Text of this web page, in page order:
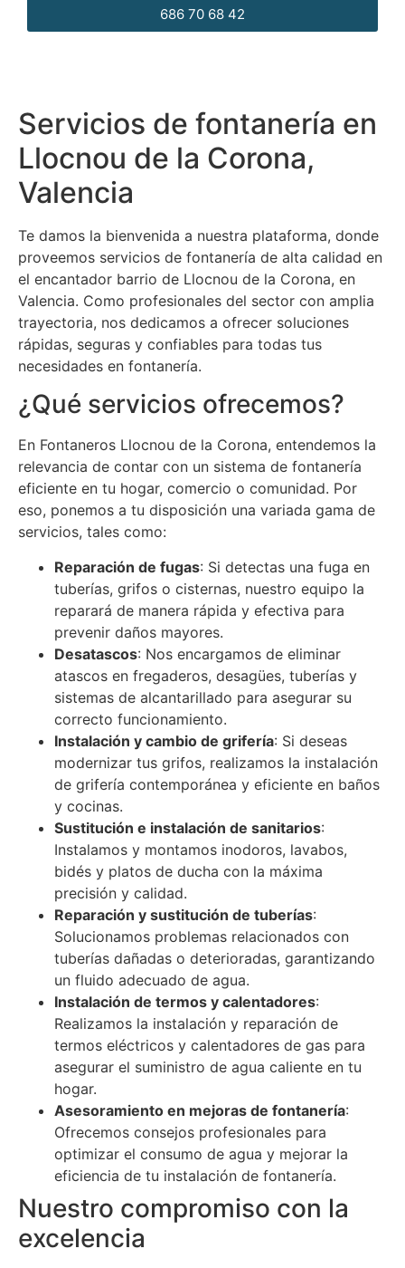
686 70 68 42
Servicios de fontanería en
Llocnou de la Corona,
Valencia
Te damos la bienvenida a nuestra plataforma, donde
proveemos servicios de fontanería de alta calidad en
el encantador barrio de Llocnou de la Corona, en
Valencia. Como profesionales del sector con amplia
trayectoria, nos dedicamos a ofrecer soluciones
rápidas, seguras y confiables para todas tus
necesidades en fontanería.
¿Qué servicios ofrecemos?
En Fontaneros Llocnou de la Corona, entendemos la
relevancia de contar con un sistema de fontanería
eficiente en tu hogar, comercio o comunidad. Por
eso, ponemos a tu disposición una variada gama de
servicios, tales como:
Reparación de fugas: Si detectas una fuga en
tuberías, grifos o cisternas, nuestro equipo la
reparará de manera rápida y efectiva para
prevenir daños mayores.
Desatascos: Nos encargamos de eliminar
atascos en fregaderos, desagües, tuberías y
sistemas de alcantarillado para asegurar su
correcto funcionamiento.
Instalación y cambio de grifería: Si deseas
modernizar tus grifos, realizamos la instalación
de grifería contemporánea y eficiente en baños
y cocinas.
Sustitución e instalación de sanitarios:
Instalamos y montamos inodoros, lavabos,
bidés y platos de ducha con la máxima
precisión y calidad.
Reparación y sustitución de tuberías:
Solucionamos problemas relacionados con
tuberías dañadas o deterioradas, garantizando
un fluido adecuado de agua.
Instalación de termos y calentadores:
Realizamos la instalación y reparación de
termos eléctricos y calentadores de gas para
asegurar el suministro de agua caliente en tu
hogar.
Asesoramiento en mejoras de fontanería:
Ofrecemos consejos profesionales para
optimizar el consumo de agua y mejorar la
eficiencia de tu instalación de fontanería.
Nuestro compromiso con la
excelencia